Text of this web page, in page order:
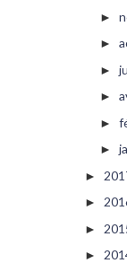
►
►
►
►
►
►
►
►
►
►